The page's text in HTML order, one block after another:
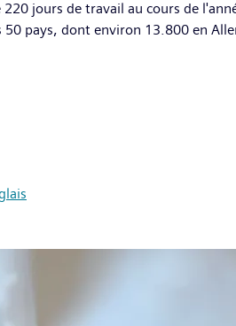
jours de travail au cours de
pays, dont environ 13.800 en